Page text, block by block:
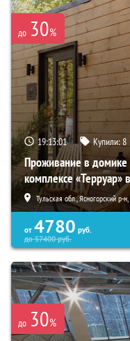
до 30%
19:12:59 Купили:8
Проживание в
комплексе «Терруар»
Тульская обл., Ясногорский р-
от 4780 руб.
до57400руб.
до 30%